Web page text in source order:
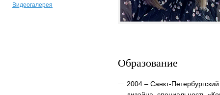
Видеогалерея
Образование
2004 – Санкт-